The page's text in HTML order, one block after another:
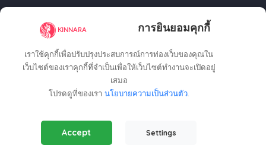
การยินยอมคุกกี้
เราใช้คุกกี้เพื่อปรับปรุงประสบการณ์การท่องเว็บของคุณใน
เว็บไซต์ของเราคุกกี้ที่จำเป็นเพื่อให้เว็บไซต์ทำงานจะเปิดอยู่
เสมอ
โปรดดูที่ของเรา นโยบายความเป็นส่วนตัว.
Essential Cookies(Always Active)
Required for the website to function properly.
Accept Settings
Regional Offices
Kinnara Limited - Thailand
58, 9 Lagoon Rd, Choeng Thale
+66809201023
thailand@kinnara.asia